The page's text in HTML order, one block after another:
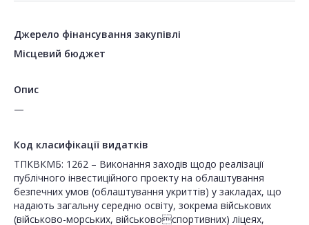
Джерело фінансування закупівлі
Місцевий бюджет
Опис
—
Код класифікації видатків
ТПКВКМБ: 1262 – Виконання заходів щодо реалізації
публічного інвестиційного проекту на облаштування
безпечних умов (облаштування укриттів) у закладах, що
надають загальну середню освіту, зокрема військових
(військово-морських, військовоспортивних) ліцеях,